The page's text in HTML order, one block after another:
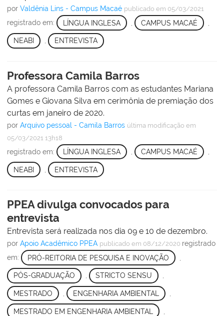
por Valdênia Lins - Campus Macaé publicado em 05/03/2021
registrado em: LÍNGUA INGLESA CAMPUS MACAÉ
NEABI , ENTREVISTA
Professora Camila Barros
A professora Camila Barros com as estudantes Mariana
Gomes e Giovana Silva em cerimônia de premiação dos
curtas em janeiro de 2020.
por Arquivo pessoal - Camila Barros última modificação em
05/03/2021 13h18
registrado em: LÍNGUA INGLESA CAMPUS MACAÉ
NEABI ENTREVISTA
PPEA divulga convocados para
entrevista
Entrevista será realizada nos dia 09 e 10 de dezembro.
por Apoio Acadêmico PPEA publicado em 08/12/2020 registrado
em:
PRÓ-REITORIA DE PESQUISA E INOVAÇÃO
PÓS-GRADUAÇÃO , STRICTO SENSU ,
MESTRADO ENGENHARIA AMBIENTAL
MESTRADO EM ENGENHARIA AMBIENTAL